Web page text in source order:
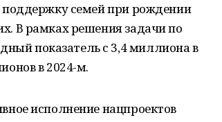
поддержку семей при рождении
В рамках решения задачи по
показатель с 3,4 миллиона в
в 2024-м.
исполнение нацпроектов